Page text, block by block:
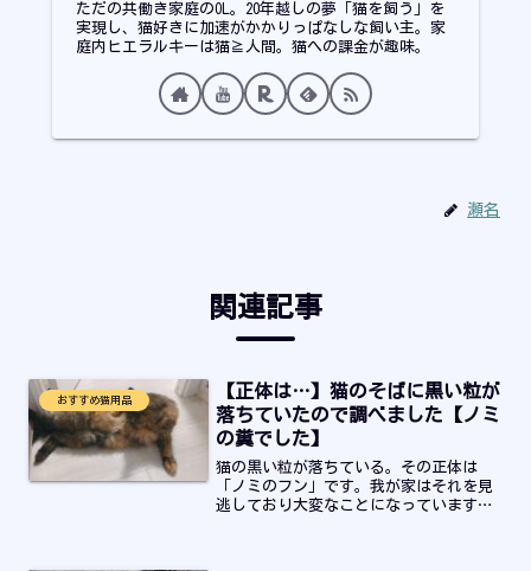
ただの共働き家庭のOL。20年越しの夢「猫を飼う」を
実現し、猫好きに加速がかかりっぱなしな飼い主。家
庭内ヒエラルキーは猫≧人間。猫への課金が趣味。
瀬名
関連記事
おすすめ猫用品
【正体は…】猫のそばに黒い粒が
落ちていたので調べました【ノミ
の糞でした】
猫の黒い粒が落ちている。その正体は
「ノミのフン」です。我が家はそれを見
逃しており大変なことになっています。